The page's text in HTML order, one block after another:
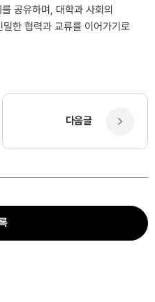
공유하며, 대학과 사회의
한 협력과 교류를 이어가기로
다음글